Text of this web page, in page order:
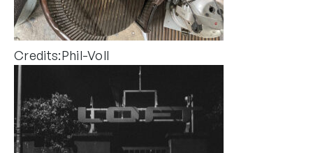
Credits:Phil-Voll